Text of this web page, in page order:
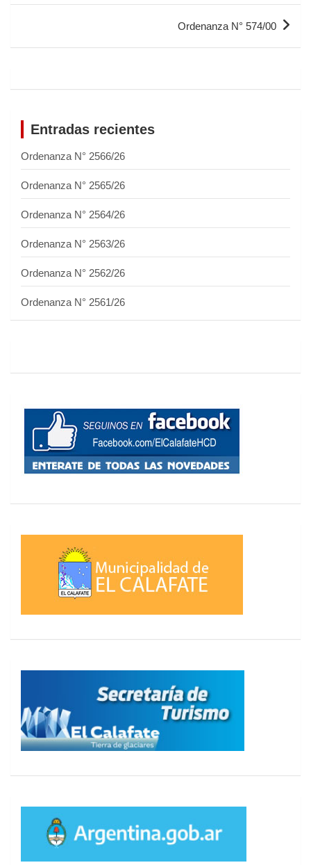
Ordenanza N° 574/00
Entradas recientes
Ordenanza N° 2566/26
Ordenanza N° 2565/26
Ordenanza N° 2564/26
Ordenanza N° 2563/26
Ordenanza N° 2562/26
Ordenanza N° 2561/26